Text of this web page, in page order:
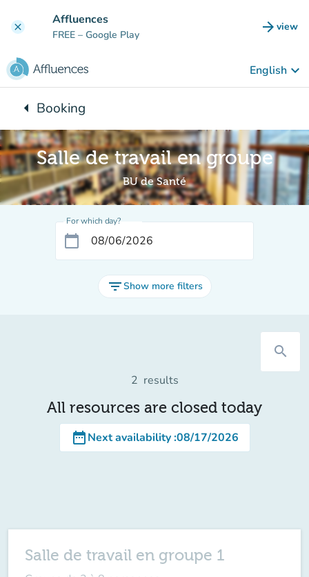
clear Affluences
FREE – Google Play arrow_forward view
(new
English keyboard_arrow_down
arrow_leftBack to:
Booking
Salle de travail en groupe
BU de Santé
For which day?
calendar_today
filter_listShow more filters
search
2 results
All resources are closed today
date_rangeNext availability:08/17/2026
Salle de travail en groupe 1